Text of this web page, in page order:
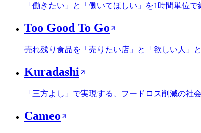
「働きたい」と「働いてほしい」を1時間単位
Too Good To Go
売れ残り食品を「売りたい店」と「欲しい人」
Kuradashi
「三方よし」で実現する、フードロス削減の社
Cameo